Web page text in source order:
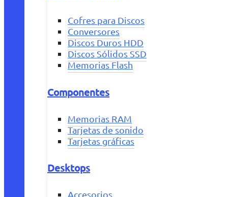
Cofres para Discos
Conversores
Discos Duros HDD
Discos Sólidos SSD
Memorias Flash
Componentes
Memorias RAM
Tarjetas de sonido
Tarjetas gráficas
Desktops
Accesorios